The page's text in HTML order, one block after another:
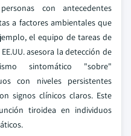
con antecedentes
a factores ambientales que
el equipo de tareas de
asesora la detección de
sintomático "sobre"
con niveles persistentes
signos clínicos claros. Este
tiroidea en individuos